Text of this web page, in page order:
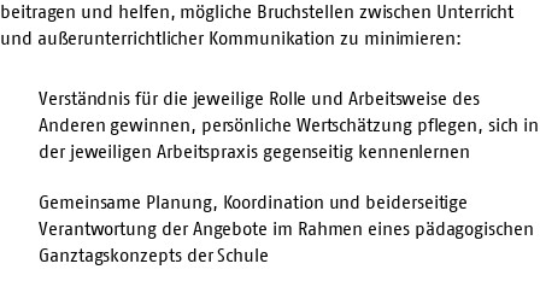
beitragen und helfen, mögliche Bruchstellen zwischen Unterricht
und außerunterrichtlicher Kommunikation zu minimieren:
Verständnis für die jeweilige Rolle und Arbeitsweise des
Anderen gewinnen, persönliche Wertschätzung pflegen, sich in
der jeweiligen Arbeitspraxis gegenseitig kennenlernen
Gemeinsame Planung, Koordination und beiderseitige
Verantwortung der Angebote im Rahmen eines pädagogischen
Ganztagskonzepts der Schule